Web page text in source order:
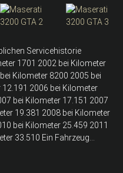
Servicehistorie
1701 2002 bei Kilometer
Kilometer 8200 2005 bei
2006 bei Kilometer
bei Kilometer 17.151 2007
19.381 2008 bei Kilometer
bei Kilometer 25.459 2011
33.510 Ein Fahrzeug...